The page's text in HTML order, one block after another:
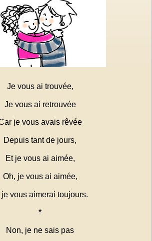
Je vous ai trouvée,
Je vous ai retrouvée
je vous avais rêvée
Depuis tant de jours,
Et je vous ai aimée,
Oh, je vous ai aimée,
je vous aimerai toujours.
*
Non, je ne sais pas